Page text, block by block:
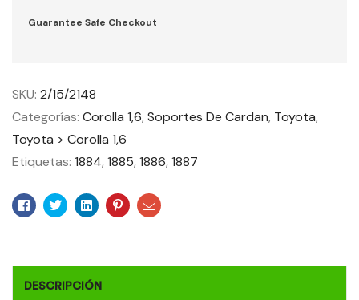
Guarantee Safe Checkout
SKU: 2/15/2148
Categorías: Corolla 1,6, Soportes De Cardan, Toyota,
Toyota > Corolla 1,6
Etiquetas: 1884, 1885, 1886, 1887
Facebook
TwitterLinkedinPinterest
Email
DESCRIPCIÓN